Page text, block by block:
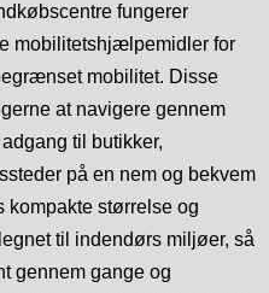
fungerer
mobilitetshjælpemidler for
mobilitet. Disse
at navigere gennem
til butikker,
på en nem og bekvem
kompakte størrelse og
til indendørs miljøer, så
gennem gange og